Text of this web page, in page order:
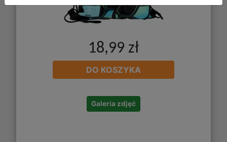
18,99 zł
DO KOSZYKA
Galeria zdjęć